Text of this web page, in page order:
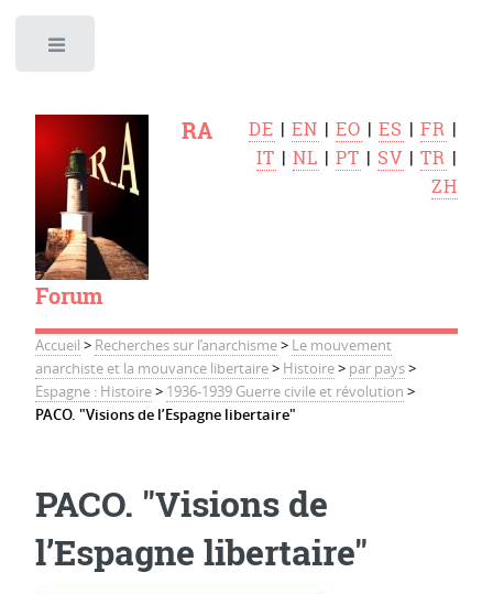
RA
Forum
DE |EN |EO |ES |FR |
IT |NL |PT | SV |TR |
ZH
Accueil > Recherches sur l’anarchisme> Le mouvement
anarchiste et la mouvance libertaire> Histoire> par pays>
Espagne : Histoire> 1936-1939 Guerre civile et révolution >
PACO. "Visions de l’Espagne libertaire"
PACO. "Visions de
l’Espagne libertaire"